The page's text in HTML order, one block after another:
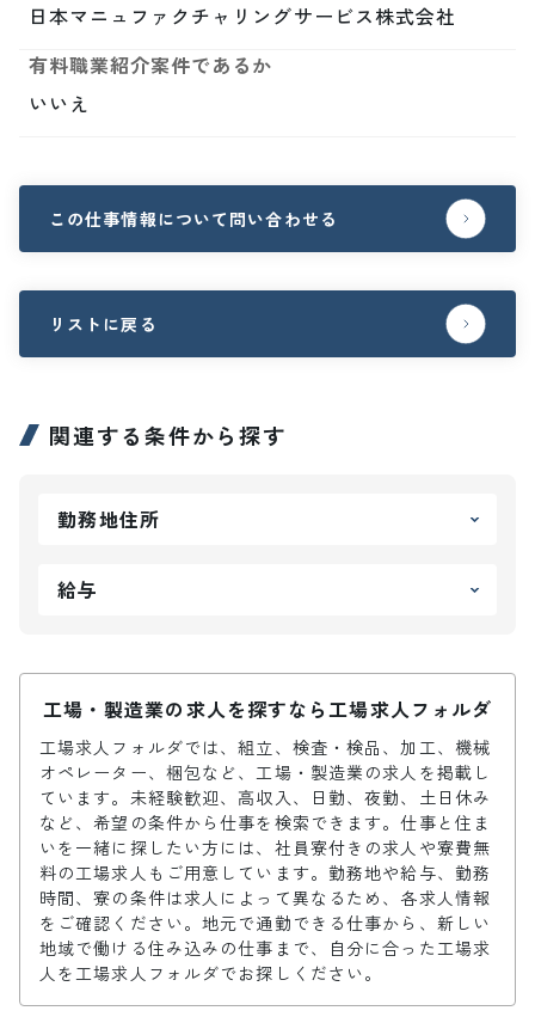
日本マニュファクチャリングサービス株式会社
有料職業紹介案件であるか
いいえ
この仕事情報について問い合わせる
リストに戻る
関連する条件から探す
勤務地住所
給与
工場・製造業の求人を探すなら工場求人フォルダ
工場求人フォルダでは、組立、検査・検品、加工、機械
オペレーター、梱包など、工場・製造業の求人を掲載し
ています。未経験歓迎、高収入、日勤、夜勤、土日休み
など、希望の条件から仕事を検索できます。仕事と住ま
いを一緒に探したい方には、社員寮付きの求人や寮費無
料の工場求人もご用意しています。勤務地や給与、勤務
時間、寮の条件は求人によって異なるため、各求人情報
をご確認ください。地元で通勤できる仕事から、新しい
地域で働ける住み込みの仕事まで、自分に合った工場求
人を工場求人フォルダでお探しください。